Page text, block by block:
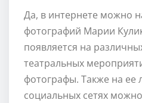
Да, в интернете можно
фотографий Марии
появляется на
театральных
фотографы. Также на ее
социальных сетях